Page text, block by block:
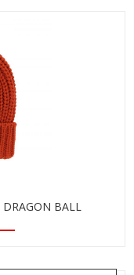
DRAGON BALL